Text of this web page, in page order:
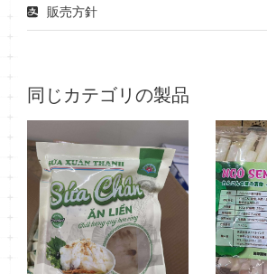
販売方針
同じカテゴリの製品